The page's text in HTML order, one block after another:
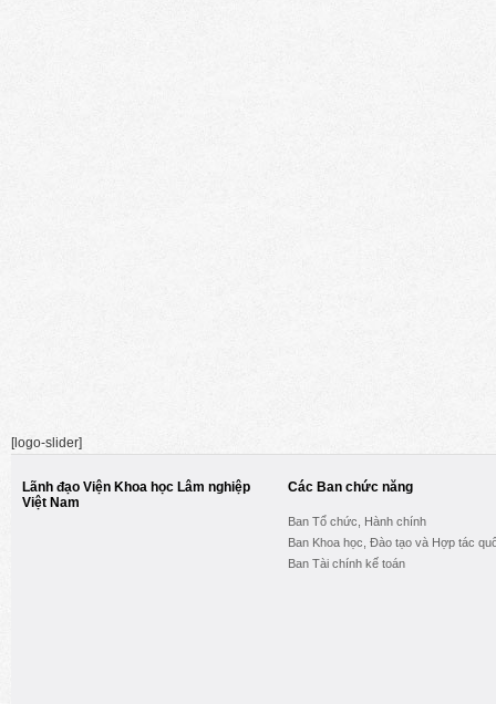
[logo-slider]
Lãnh đạo Viện Khoa học Lâm nghiệp
Việt Nam
Các Ban chức năng
Ban Tổ chức, Hành chính
Ban Khoa học, Đào tạo và Hợp tác
Ban Tài chính kế toán